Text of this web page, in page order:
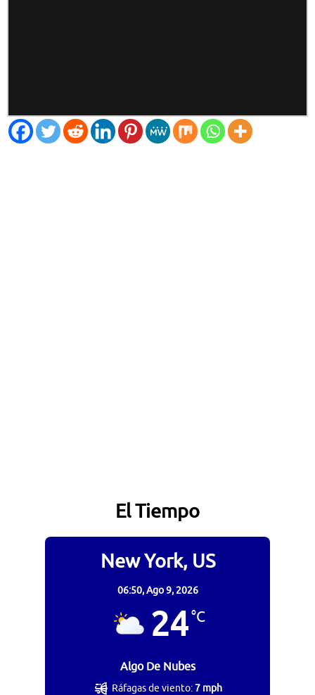
El Tiempo
New York, US
06:50,Ago 9, 2026
24°C
Algo De Nubes
Ráfagas de viento:7 mph